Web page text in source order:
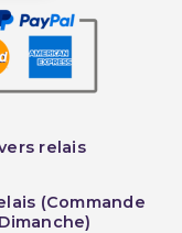
relais
(Commande